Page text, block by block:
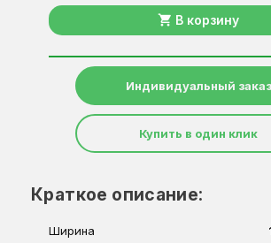
shopping_cart В корзину
Индивидуальный заказ
Купить в один клик
Краткое описание:
Ширина